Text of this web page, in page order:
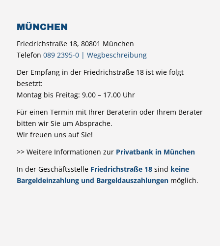
MÜNCHEN
Friedrichstraße 18, 80801 München
Telefon 089 2395-0 | Wegbeschreibung
Der Empfang in der Friedrichstraße 18 ist wie folgt
besetzt:
Montag bis Freitag: 9.00 – 17.00 Uhr
Für einen Termin mit Ihrer Beraterin oder Ihrem Berater
bitten wir Sie um Absprache.
Wir freuen uns auf Sie!
>> Weitere Informationen zur Privatbank in München
In der Geschäftsstelle Friedrichstraße 18sind keine
Bargeldeinzahlung und Bargeldauszahlungenmöglich.